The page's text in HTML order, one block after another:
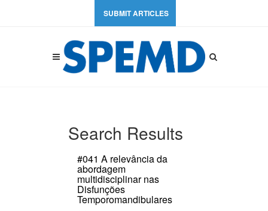
SUBMIT ARTICLES
Search Results
#041 A relevância da
abordagem
multidisciplinar nas
Disfunções
Temporomandibulares